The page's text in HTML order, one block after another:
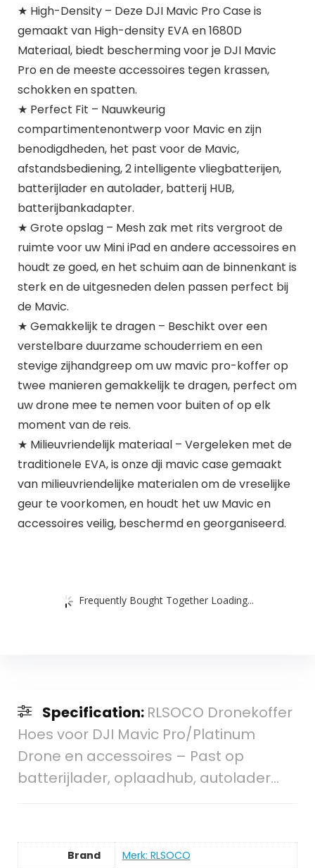
★ High-Density – Deze DJI Mavic Pro Case is
gemaakt van High-density EVA en 1680D
Materiaal, biedt bescherming voor je DJI Mavic
Pro en de meeste accessoires tegen krassen,
schokken en spatten.
★ Perfect Fit – Nauwkeurig
compartimentenontwerp voor Mavic en zijn
benodigdheden, het past voor de Mavic,
afstandsbediening, 2 intelligente vliegbatterijen,
batterijlader en autolader, batterij HUB,
batterijbankadapter.
★ Grote opslag – Mesh zak met rits vergroot de
ruimte voor uw Mini iPad en andere accessoires en
houdt ze goed, en het schuim aan de binnenkant is
sterk en de uitgesneden delen passen perfect bij
de Mavic.
★ Gemakkelijk te dragen – Beschikt over een
verstelbare duurzame schouderriem en een
stevige zijhandgreep om uw mavic pro-koffer op
twee manieren gemakkelijk te dragen, perfect om
uw drone mee te nemen voor buiten of op elk
moment van de reis.
★ Milieuvriendelijk materiaal – Vergeleken met de
traditionele EVA, is onze dji mavic case gemaakt
van milieuvriendelijke materialen om de vreselijke
geur te voorkomen, en houdt het uw Mavic en
accessoires veilig, beschermd en georganiseerd.
Frequently Bought Together Loading...
Specification: RLSOCO Dronekoffer
Hoes voor DJI Mavic Pro/Platinum
Drone en accessoires – Past op
batterijlader, oplaadhub, autolader…
Brand Merk: RLSOCO